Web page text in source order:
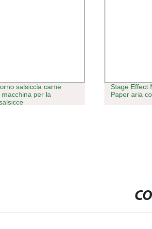
salsiccia carne
per la
Stage Effect
Paper aria